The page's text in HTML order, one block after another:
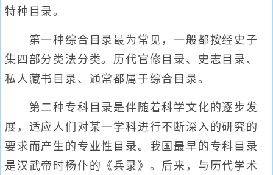
特种目录。
第一种综合目录最为常见，一般都按经史子
集四部分类法分类。历代官修目录、史志目录、
私人藏书目录、通常都属于综合目录。
第二种专科目录是伴随着科学文化的逐步发
展，适应人们对某一学科进行不断深入的研究的
要求而产生的专业性目录。我国最早的专科目录
是汉武帝时杨仆的《兵录》。后来，与历代学术